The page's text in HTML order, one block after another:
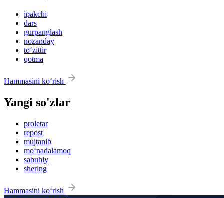
ipakchi
dars
gurpanglash
nozanday
to‘zittir
qotma
Hammasini ko‘rish
Yangi so'zlar
proletar
repost
mujtanib
mo‘nadalamoq
sabuhiy
shering
Hammasini ko‘rish